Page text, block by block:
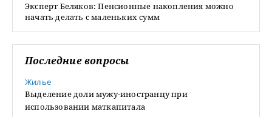
Эксперт Беляков: Пенсионные накопления можно
начать делать с маленьких сумм
Последние вопросы
Жилье
Выделение доли мужу-иностранцу при
использовании маткапитала